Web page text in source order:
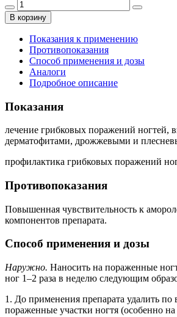
В корзину
Показания к применению
Противопоказания
Способ применения и дозы
Аналоги
Подробное описание
Показания
лечение грибковых поражений ногтей,
дерматофитами, дрожжевыми и
профилактика грибковых поражений
Противопоказания
Повышенная чувствительность к
компонентов препарата.
Способ применения и дозы
Наружно. Наносить на пораженные
ног 1–2 раза в неделю следующим
1. До применения препарата удалить по
пораженные участки ногтя (особенно